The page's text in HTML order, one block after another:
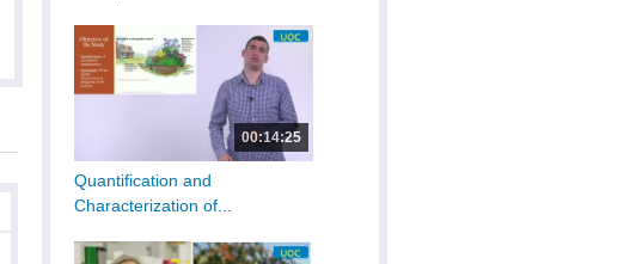
00:14:25
Quantification and
Characterization of...